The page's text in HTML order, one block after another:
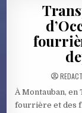
À Montauban,
fourrière et des